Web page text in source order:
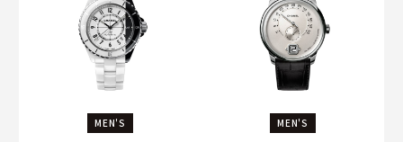
ャネルは、時計の世界に数々の新たなコードを取り入れてい
MEN'S MEN'S